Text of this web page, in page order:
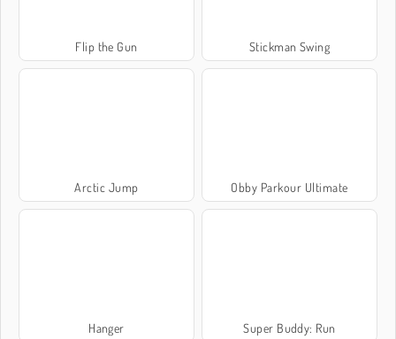
Flip the Gun Stickman Swing
Arctic Jump Obby Parkour Ultimate
Hanger Super Buddy: Run